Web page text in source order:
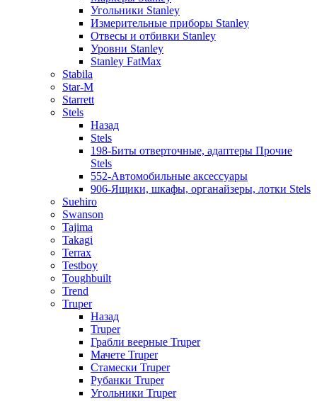
Угольники Stanley
Измерительные приборы Stanley
Отвесы и отбивки Stanley
Уровни Stanley
Stanley FatMax
Stabila
Star-M
Starrett
Stels
Назад
Stels
198-Биты отверточные, адаптеры Прочие
Stels
552-Автомобильные аксессуары
906-Ящики, шкафы, органайзеры, лотки Stels
Suehiro
Swanson
Tajima
Takagi
Terrax
Testboy
Toughbuilt
Trend
Truper
Назад
Truper
Грабли веерные Truper
Мачете Truper
Стамески Truper
Рубанки Truper
Угольники Truper